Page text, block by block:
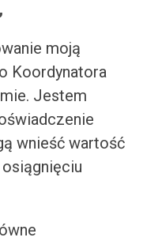
moją
Koordynatora
Jestem
wnieść wartość